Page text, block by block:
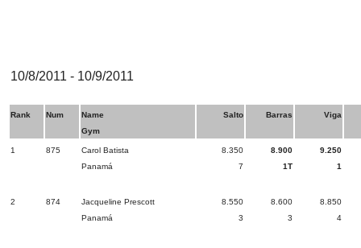
10/8/2011 - 10/9/2011
Rank Num
Name
Gym
Salto Barras Viga
1 875
Carol Batista
Panamá
8.350
7
8.900
1T
9.250
1
2 874
Jacqueline Prescott
Panamá
8.550
3
8.600
3
8.850
4